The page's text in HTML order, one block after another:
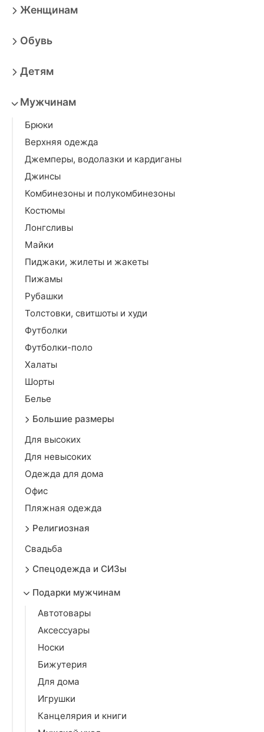
Женщинам
Обувь
Детям
Мужчинам
Брюки
Верхняя одежда
Джемперы, водолазки и кардиганы
Джинсы
Комбинезоны и полукомбинезоны
Костюмы
Лонгсливы
Майки
Пиджаки, жилеты и жакеты
Пижамы
Рубашки
Толстовки, свитшоты и худи
Футболки
Футболки-поло
Халаты
Шорты
Белье
Большие размеры
Для высоких
Для невысоких
Одежда для дома
Офис
Пляжная одежда
Религиозная
Свадьба
Спецодежда и СИЗы
Подарки мужчинам
Автотовары
Аксессуары
Носки
Бижутерия
Для дома
Игрушки
Канцелярия и книги